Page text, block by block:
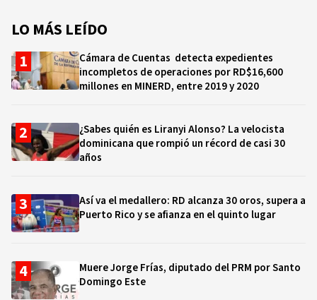
LO MÁS LEÍDO
Cámara de Cuentas detecta expedientes
incompletos de operaciones por RD$16,600
millones en MINERD, entre 2019 y 2020
¿Sabes quién es Liranyi Alonso? La velocista
dominicana que rompió un récord de casi 30
años
Así va el medallero: RD alcanza 30 oros, supera a
Puerto Rico y se afianza en el quinto lugar
Muere Jorge Frías, diputado del PRM por Santo
Domingo Este